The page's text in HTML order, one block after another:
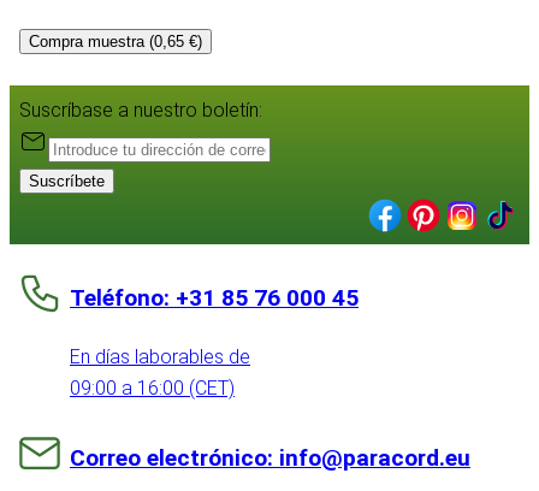
Compra muestra (0,65 €)
Suscríbase a nuestro boletín:
Suscríbete
Teléfono: +31 85 76 000 45
En días laborables de
09:00 a 16:00 (CET)
Correo electrónico: info@paracord.eu